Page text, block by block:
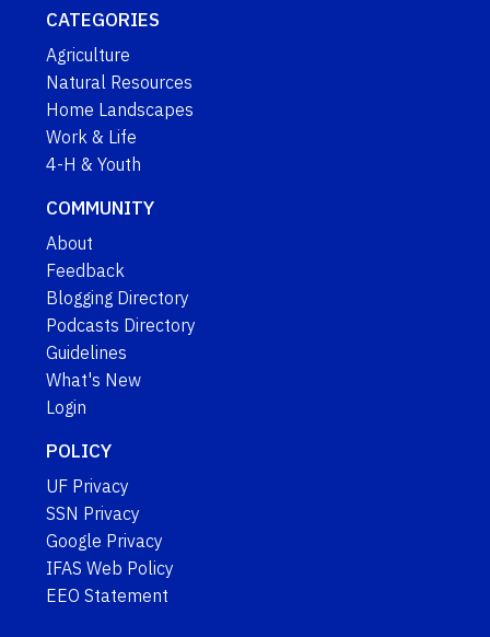
CATEGORIES
Agriculture
Natural Resources
Home Landscapes
Work & Life
4-H & Youth
COMMUNITY
About
Feedback
Blogging Directory
Podcasts Directory
Guidelines
What's New
Login
POLICY
UF Privacy
SSN Privacy
Google Privacy
IFAS Web Policy
EEO Statement